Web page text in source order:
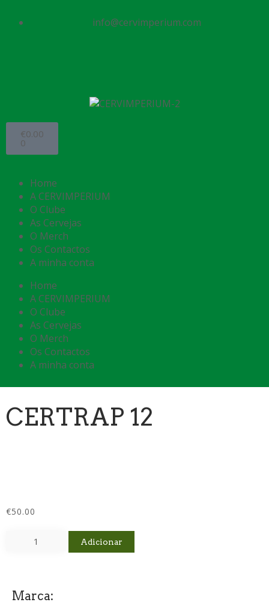
info@cervimperium.com
€0.00
0
Home
A CERVIMPERIUM
O Clube
As Cervejas
O Merch
Os Contactos
A minha conta
Home
A CERVIMPERIUM
O Clube
As Cervejas
O Merch
Os Contactos
A minha conta
CERTRAP 12
€50.00
Adicionar
Marca: